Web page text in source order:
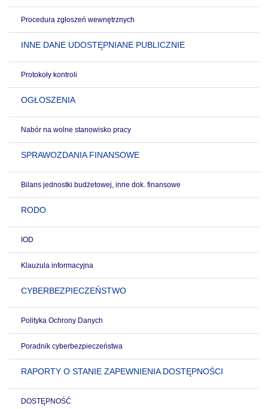
Procedura zgłoszeń wewnętrznych
INNE DANE UDOSTĘPNIANE PUBLICZNIE
Protokoły kontroli
OGŁOSZENIA
Nabór na wolne stanowisko pracy
SPRAWOZDANIA FINANSOWE
Bilans jednostki budżetowej, inne dok. finansowe
RODO
IOD
Klauzula informacyjna
CYBERBEZPIECZEŃSTWO
Polityka Ochrony Danych
Poradnik cyberbezpieczeństwa
RAPORTY O STANIE ZAPEWNIENIA DOSTĘPNOŚCI
DOSTĘPNOŚĆ